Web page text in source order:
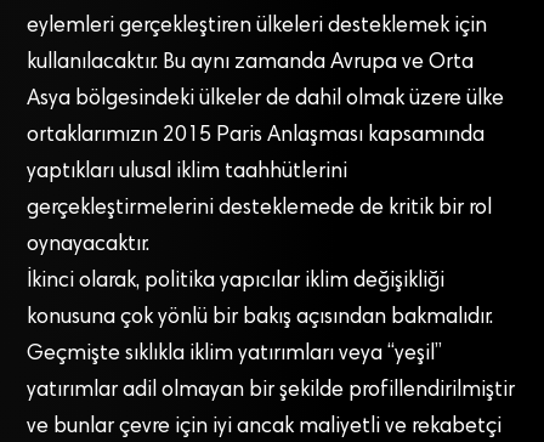
eylemleri gerçekleştiren ülkeleri desteklemek için
kullanılacaktır. Bu aynı zamanda Avrupa ve Orta
Asya bölgesindeki ülkeler de dahil olmak üzere ülke
ortaklarımızın 2015 Paris Anlaşması kapsamında
yaptıkları ulusal iklim taahhütlerini
gerçekleştirmelerini desteklemede de kritik bir rol
oynayacaktır.
İkinci olarak, politika yapıcılar iklim değişikliği
konusuna çok yönlü bir bakış açısından bakmalıdır.
Geçmişte sıklıkla iklim yatırımları veya “yeşil”
yatırımlar adil olmayan bir şekilde profillendirilmiştir
ve bunlar çevre için iyi ancak maliyetli ve rekabetçi